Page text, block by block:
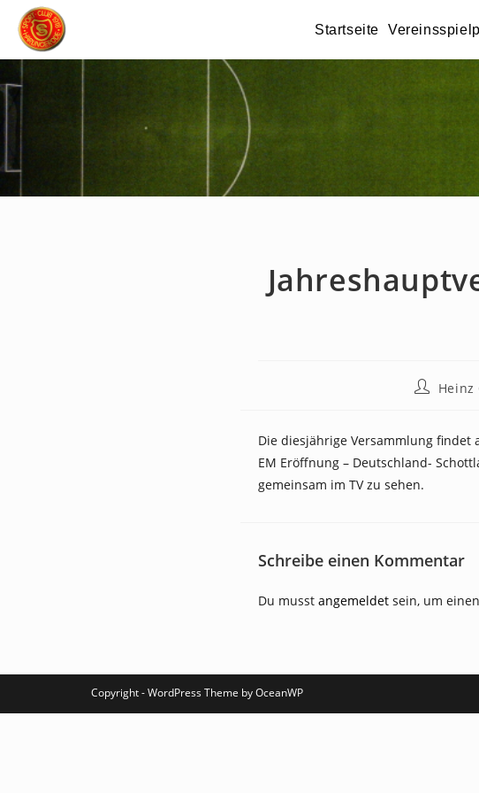
Zum
Inhalt
springen
Startseite
Beitrags-
Heinz
Die diesjährige Versammlung findet
EM Eröffnung – Deutschland-
gemeinsam im TV zu sehen.
Schreibe einen Kommentar
Du musst angemeldet sein, um
Copyright - WordPress Theme by OceanWP